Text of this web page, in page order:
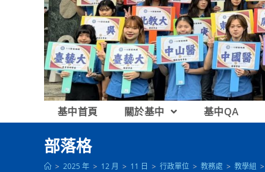
基中首頁 關於基中 基中QA
部落格
> 2025 年 > 12 月 > 11 日 > 行政單位 > 教務處 > 教學組 >